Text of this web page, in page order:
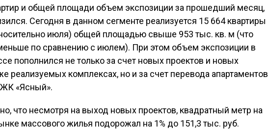
и общей площади объем экспозиции за прошедший месяц,
Сегодня в данном сегменте реализуется 15 664 квартиры
июля) общей площадью свыше 953 тыс. кв. м (что
по сравнению с июлем). При этом объем экспозиции в
пополнился не только за счет новых проектов и новых
реализуемых комплексах, но и за счет перевода апартаментов
«Ясный».
что несмотря на выход новых проектов, квадратный метр на
массового жилья подорожал на 1% до 151,3 тыс. руб.